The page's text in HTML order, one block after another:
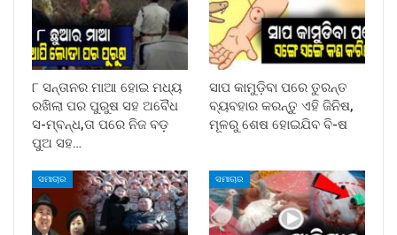
୮ ସନ୍ତାନର ମାଆ ହୋଇ ମଧ୍ୟ
ରଖିଲା ପର ପୁରୁଷ ସହ ଅବୈଧ
ସ-ମ୍ବନ୍ଧ,ତା ପରେ ନିଜ ବଡ଼
ପୁଅ ସହ…
ସାପ କାମୁଡ଼ିବା ପରେ ତୁରନ୍ତ
ବ୍ୟବହାର କରନ୍ତୁ ଏହି ଜିନିଷ,
ମୂଳରୁ ଶେଷ ହୋଇଯିବ ବି-ଷ
ସମାଚାର ସମାଚାର